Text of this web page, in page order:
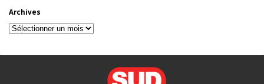
Archives
Archives